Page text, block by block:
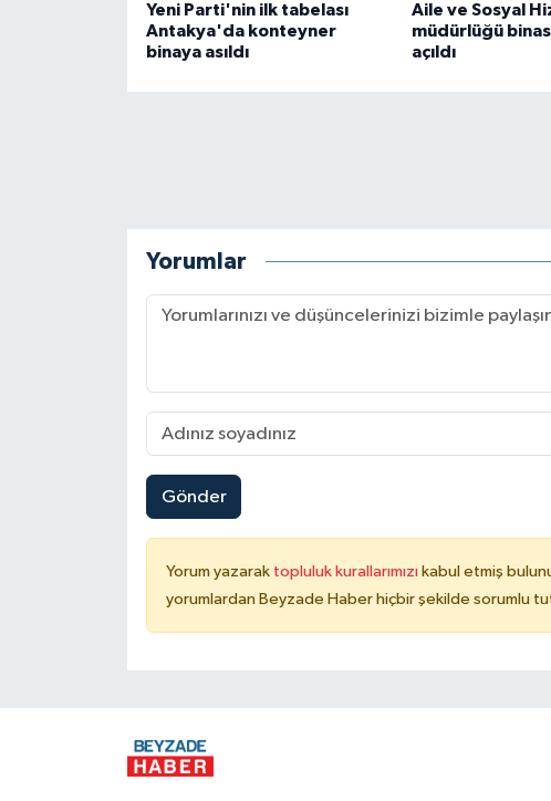
Yeni Parti'nin ilk tabelası
Antakya'da konteyner
binaya asıldı
Aile ve Sosyal
müdürlüğü
açıldı
Yorumlar
Gönder
Yorum yazarak topluluk kurallarımızı kabul etmiş
yorumlardan Beyzade Haber hiçbir şekilde sorumlu